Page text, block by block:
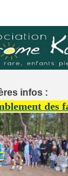
infos :
des